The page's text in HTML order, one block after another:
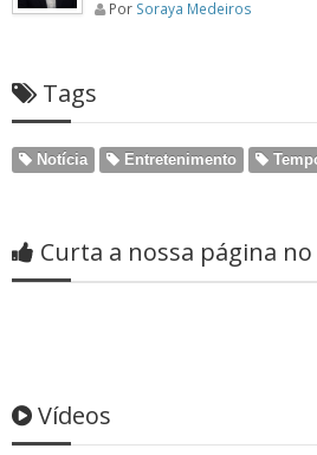
Por Soraya Medeiros
Tags
Notícia Entretenimento
Curta a nossa página no
Vídeos